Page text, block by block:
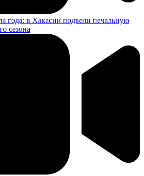
года: в Хакасии подвели печальную
сезона